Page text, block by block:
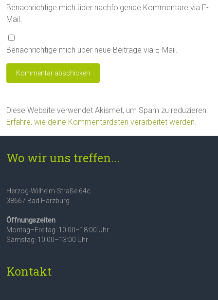
Benachrichtige mich über nachfolgende Kommentare via E-
Mail.
Benachrichtige mich über neue Beiträge via E-Mail.
Diese Website verwendet Akismet, um Spam zu reduzieren.
Erfahre, wie deine Kommentardaten verarbeitet werden.
Wo wir uns treffen...
Herzog-Wilhelm-Straße 64c
38667 Bad Harzburg
Öffnungszeiten
Montag–Freitag: 10:00–18:00 Uhr
Samstag: 10:00–13:00 Uhr
Kontakt